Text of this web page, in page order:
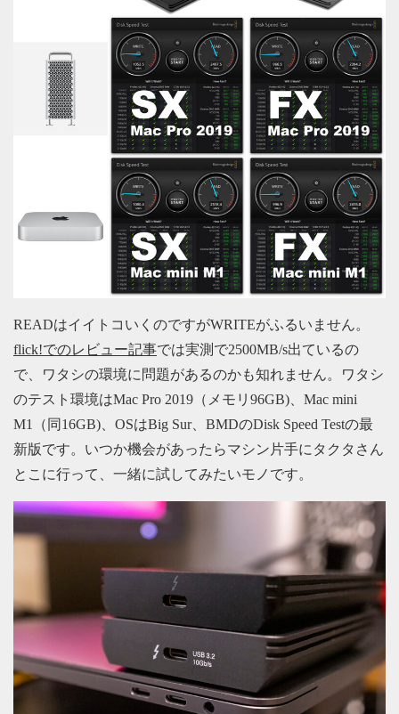
READはイイトコいくのですがWRITEがふるいません。
flick!でのレビュー記事では実測で2500MB/s出ているの
で、ワタシの環境に問題があるのかも知れません。ワタシ
のテスト環境はMac Pro 2019（メモリ96GB)、Mac mini
M1（同16GB)、OSはBig Sur、BMDのDisk Speed Testの最
新版です。いつか機会があったらマシン片手にタクタさん
とこに行って、一緒に試してみたいモノです。